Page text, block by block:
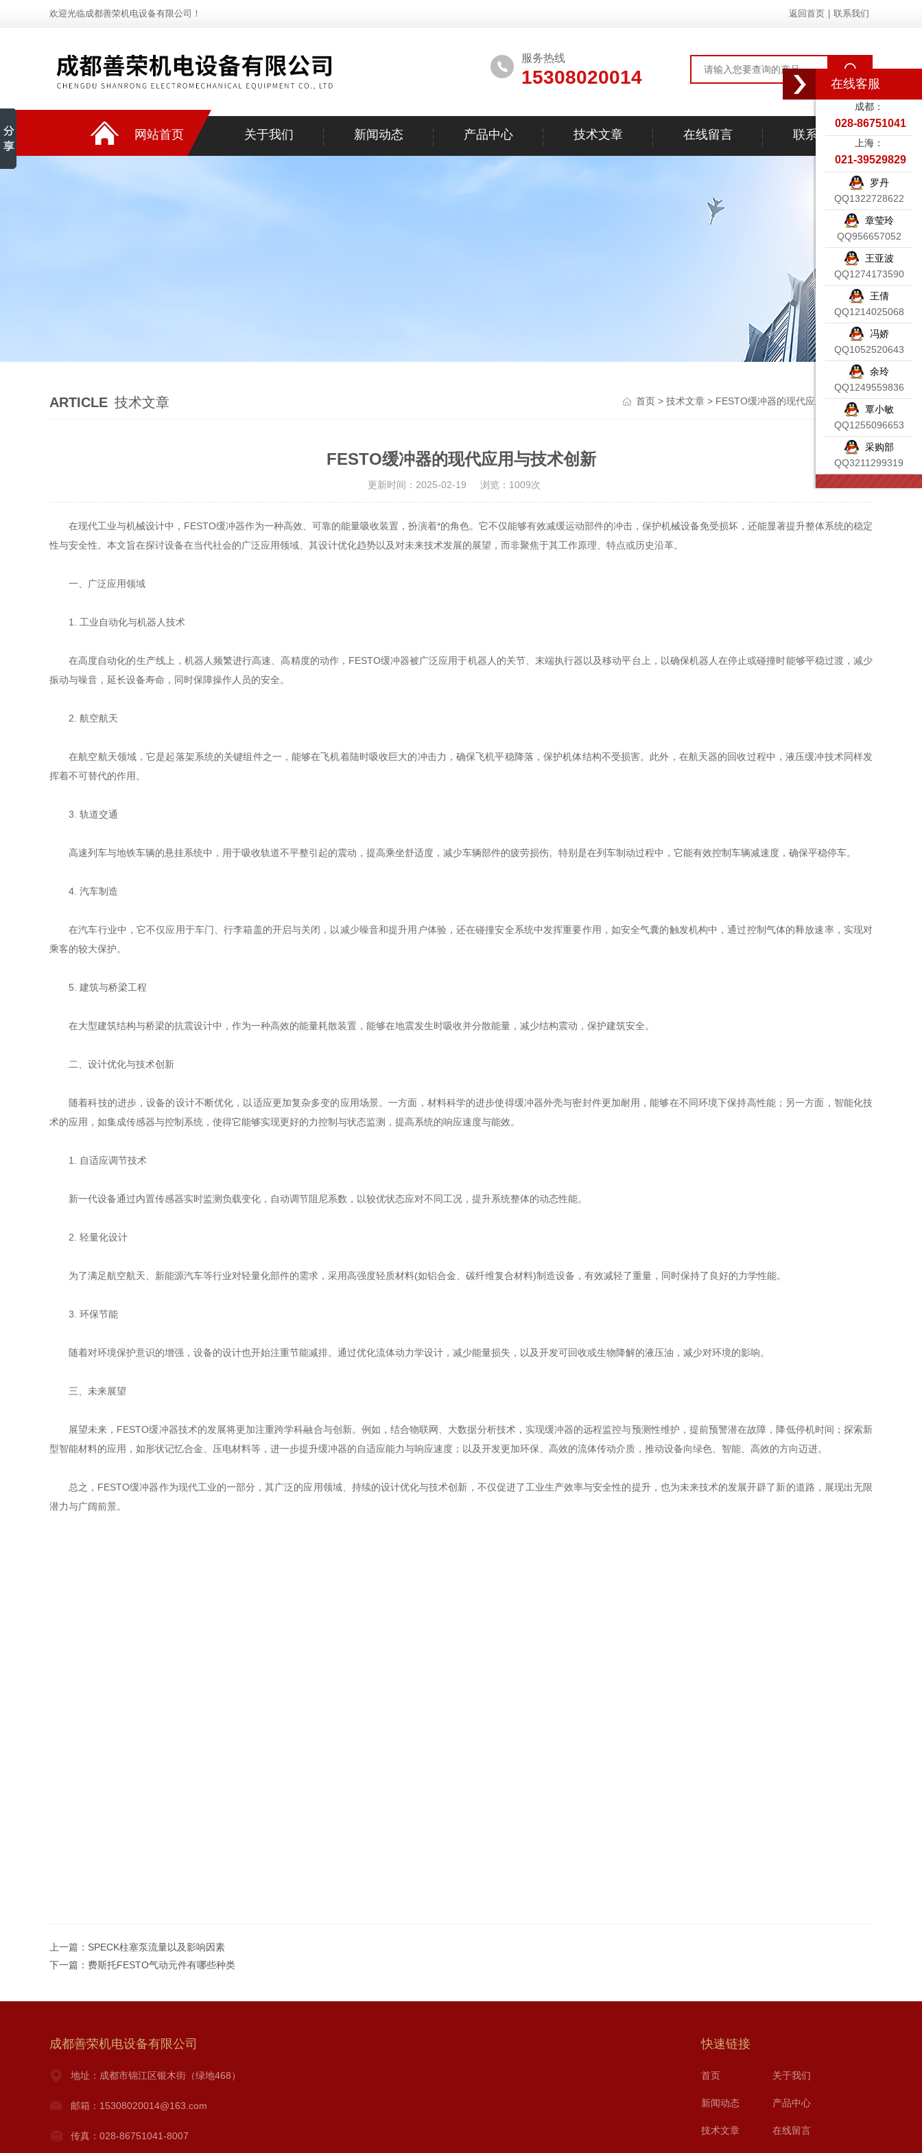
欢迎光临成都善荣机电设备有限公司！ 返回首页 联系我们
服务热线
15308020014
网站首页 关于我们 新闻动态 产品中心 技术文章 在线留言 联系我们
ARTICLE 技术文章 首页 > 技术文章 > FESTO缓冲器的现代应用与技术创新
FESTO缓冲器的现代应用与技术创新
更新时间：2025-02-19 浏览：1009次
在现代工业与机械设计中，FESTO缓冲器作为一种高效、可靠的能量吸收装置，扮演着*的角色。它不仅能够有效减缓运动部件的冲击，保护机械设备免受损坏，还能显著提升整体系统的稳定
性与安全性。本文旨在探讨设备在当代社会的广泛应用领域、其设计优化趋势以及对未来技术发展的展望，而非聚焦于其工作原理、特点或历史沿革。
一、广泛应用领域
1. 工业自动化与机器人技术
在高度自动化的生产线上，机器人频繁进行高速、高精度的动作，FESTO缓冲器被广泛应用于机器人的关节、末端执行器以及移动平台上，以确保机器人在停止或碰撞时能够平稳过渡，减少
振动与噪音，延长设备寿命，同时保障操作人员的安全。
2. 航空航天
在航空航天领域，它是起落架系统的关键组件之一，能够在飞机着陆时吸收巨大的冲击力，确保飞机平稳降落，保护机体结构不受损害。此外，在航天器的回收过程中，液压缓冲技术同样发
挥着不可替代的作用。
3. 轨道交通
高速列车与地铁车辆的悬挂系统中，用于吸收轨道不平整引起的震动，提高乘坐舒适度，减少车辆部件的疲劳损伤。特别是在列车制动过程中，它能有效控制车辆减速度，确保平稳停车。
4. 汽车制造
在汽车行业中，它不仅应用于车门、行李箱盖的开启与关闭，以减少噪音和提升用户体验，还在碰撞安全系统中发挥重要作用，如安全气囊的触发机构中，通过控制气体的释放速率，实现对
乘客的较大保护。
5. 建筑与桥梁工程
在大型建筑结构与桥梁的抗震设计中，作为一种高效的能量耗散装置，能够在地震发生时吸收并分散能量，减少结构震动，保护建筑安全。
二、设计优化与技术创新
随着科技的进步，设备的设计不断优化，以适应更加复杂多变的应用场景。一方面，材料科学的进步使得缓冲器外壳与密封件更加耐用，能够在不同环境下保持高性能；另一方面，智能化技
术的应用，如集成传感器与控制系统，使得它能够实现更好的力控制与状态监测，提高系统的响应速度与能效。
1. 自适应调节技术
新一代设备通过内置传感器实时监测负载变化，自动调节阻尼系数，以较优状态应对不同工况，提升系统整体的动态性能。
2. 轻量化设计
为了满足航空航天、新能源汽车等行业对轻量化部件的需求，采用高强度轻质材料(如铝合金、碳纤维复合材料)制造设备，有效减轻了重量，同时保持了良好的力学性能。
3. 环保节能
随着对环境保护意识的增强，设备的设计也开始注重节能减排。通过优化流体动力学设计，减少能量损失，以及开发可回收或生物降解的液压油，减少对环境的影响。
三、未来展望
展望未来，FESTO缓冲器技术的发展将更加注重跨学科融合与创新。例如，结合物联网、大数据分析技术，实现缓冲器的远程监控与预测性维护，提前预警潜在故障，降低停机时间；探索新
型智能材料的应用，如形状记忆合金、压电材料等，进一步提升缓冲器的自适应能力与响应速度；以及开发更加环保、高效的流体传动介质，推动设备向绿色、智能、高效的方向迈进。
总之，FESTO缓冲器作为现代工业的一部分，其广泛的应用领域、持续的设计优化与技术创新，不仅促进了工业生产效率与安全性的提升，也为未来技术的发展开辟了新的道路，展现出无限
潜力与广阔前景。
上一篇： SPECK柱塞泵流量以及影响因素
下一篇： 费斯托FESTO气动元件有哪些种类
成都善荣机电设备有限公司
地址：成都市锦江区银木街（绿地468）
邮箱：15308020014@163.com
传真：028-86751041-8007
快速链接
首页 关于我们
新闻动态 产品中心
技术文章 在线留言
在线客服
成都：
028-86751041
上海：
021-39529829
罗丹
QQ1322728622
章莹玲
QQ956657052
王亚波
QQ1274173590
王倩
QQ1214025068
冯娇
QQ1052520643
余玲
QQ1249559836
覃小敏
QQ1255096653
采购部
QQ3211299319